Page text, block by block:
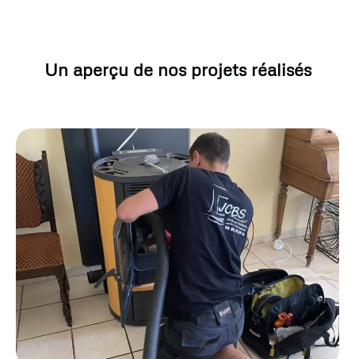
Un aperçu de nos projets réalisés